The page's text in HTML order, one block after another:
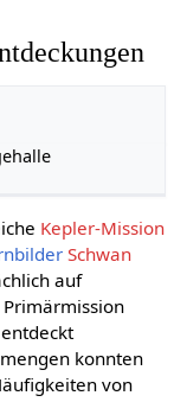
Kepler-Mission
Schwan
auf
konnten
von